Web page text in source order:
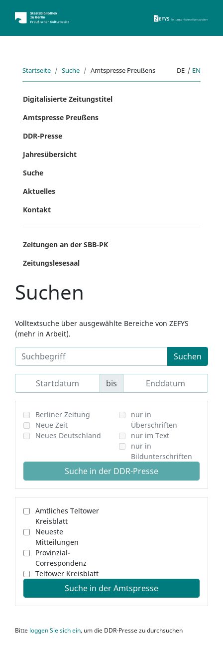
Startseite Suche Amtspresse Preußens DE | EN
Digitalisierte Zeitungstitel
Amtspresse Preußens
DDR-Presse
Jahresübersicht
Suche
Aktuelles
Kontakt
Zeitungen an der SBB-PK
Zeitungslesesaal
Suchen
Volltextsuche über ausgewählte Bereiche von ZEFYS
(mehr in Arbeit).
Suchen
bis
Berliner Zeitung
Neue Zeit
Neues Deutschland
nur in
Überschriften
nur im Text
nur in
Bildunterschriften
Suche in der DDR-Presse
Amtliches Teltower
Kreisblatt
Neueste
Mitteilungen
Provinzial-
Correspondenz
Teltower Kreisblatt
Suche in der Amtspresse
Bitte loggen Sie sich ein, um die DDR-Presse zu durchsuchen